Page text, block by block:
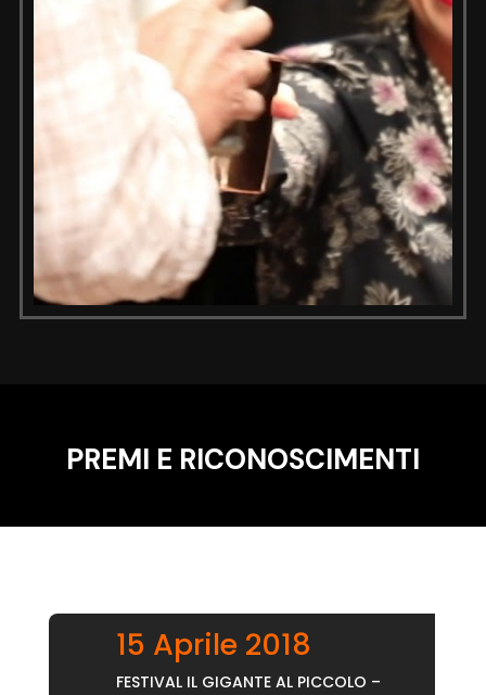
PREMI E RICONOSCIMENTI
15 Aprile 2018
FESTIVAL IL GIGANTE AL PICCOLO –